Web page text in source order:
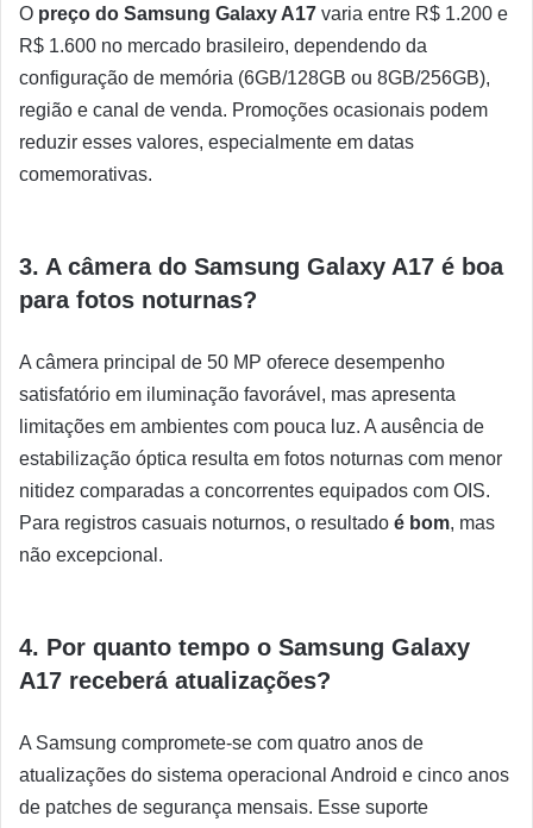
O preço do Samsung Galaxy A17 varia entre R$ 1.200 e
R$ 1.600 no mercado brasileiro, dependendo da
configuração de memória (6GB/128GB ou 8GB/256GB),
região e canal de venda. Promoções ocasionais podem
reduzir esses valores, especialmente em datas
comemorativas.
3. A câmera do Samsung Galaxy A17 é boa
para fotos noturnas?
A câmera principal de 50 MP oferece desempenho
satisfatório em iluminação favorável, mas apresenta
limitações em ambientes com pouca luz. A ausência de
estabilização óptica resulta em fotos noturnas com menor
nitidez comparadas a concorrentes equipados com OIS.
Para registros casuais noturnos, o resultado é bom, mas
não excepcional.
4. Por quanto tempo o Samsung Galaxy
A17 receberá atualizações?
A Samsung compromete-se com quatro anos de
atualizações do sistema operacional Android e cinco anos
de patches de segurança mensais. Esse suporte